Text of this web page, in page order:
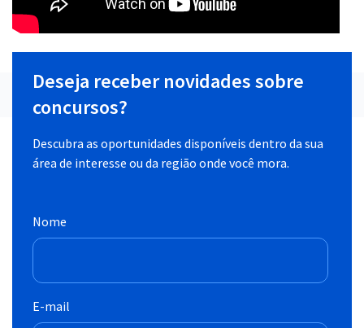
Deseja receber novidades sobre
concursos?
Descubra as oportunidades disponíveis dentro da sua
área de interesse ou da região onde você mora.
Nome
E-mail